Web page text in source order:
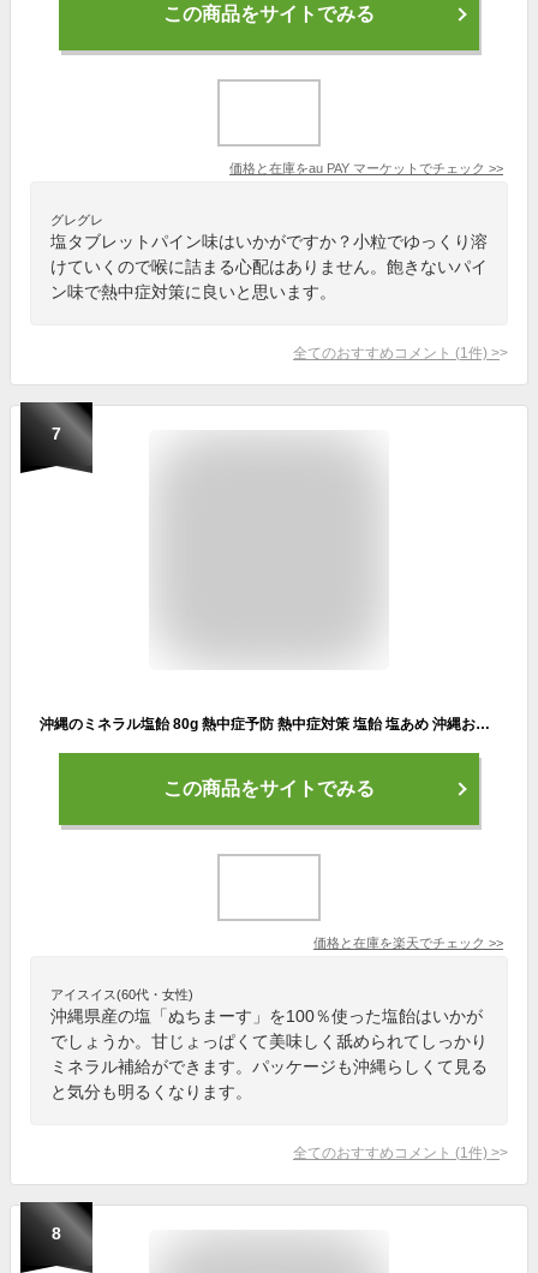
この商品をサイトでみる
価格と在庫をau PAY マーケット でチェック >>
グレグレ
塩タブレットパイン味はいかがですか？小粒でゆっくり溶
けていくので喉に詰まる心配はありません。飽きないパイ
ン味で熱中症対策に良いと思います。
全てのおすすめコメント (1 件) >
7
沖縄のミネラル塩飴 80g 熱中症予防 熱中症対策 塩飴 塩あめ 沖縄お土産 沖縄土産 スイーツ お菓子 あめ キャンディ のどあめ あめ玉 個包装 ミネラル補給 スポーツ レジャー 山登り プール
この商品をサイトでみる
価格と在庫を楽天でチェック >>
アイスイス(60代・女性)
沖縄県産の塩「ぬちまーす」を100％使った塩飴はいかが
でしょうか。甘じょっぱくて美味しく舐められてしっかり
ミネラル補給ができます。パッケージも沖縄らしくて見る
と気分も明るくなります。
全てのおすすめコメント (1 件) >
8